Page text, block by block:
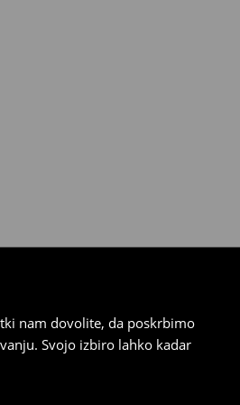
nam dovolite, da poskrbimo
Svojo izbiro lahko kadar